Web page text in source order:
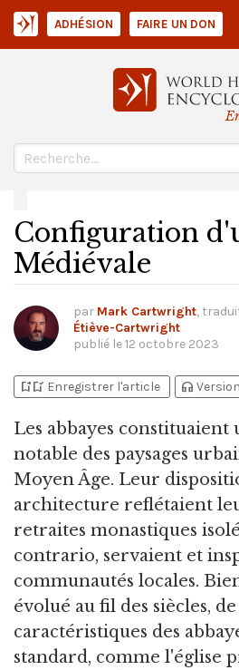
ADHÉSION FAIRE UN DON
Configuration
Médiévale
par Mark Cartwright,
Étiève-Cartwright
publié le12 octobre 2023
bookmark_addbookmark_added Enregistrer l'article headphones
Les abbayes constituaient
notable des paysages
Moyen Âge. Leur
architecture reflétaient
retraites monastiques
contrario, servaient et
communautés locales.
évolué au fil des siècles,
caractéristiques des
standard, comme l'église